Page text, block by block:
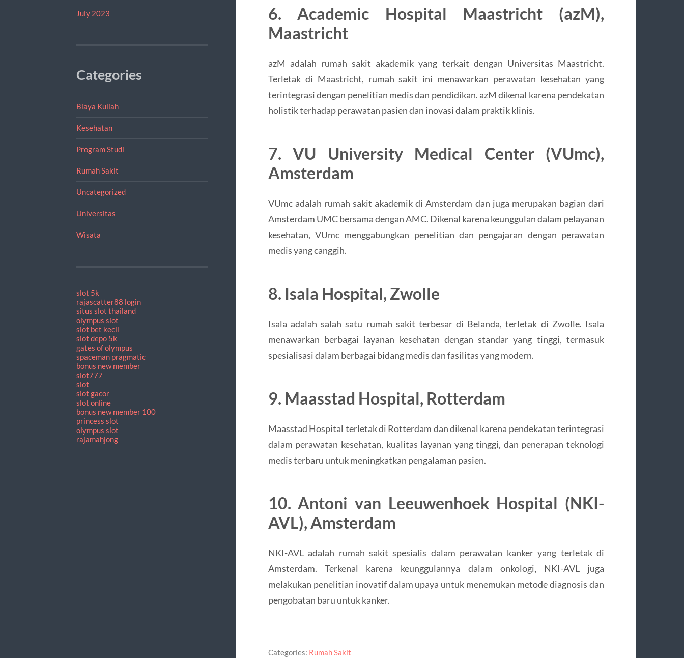
July 2023
Categories
Biaya Kuliah
Kesehatan
Program Studi
Rumah Sakit
Uncategorized
Universitas
Wisata
slot 5k
rajascatter88 login
situs slot thailand
olympus slot
slot bet kecil
slot depo 5k
gates of olympus
spaceman pragmatic
bonus new member
slot777
slot
slot gacor
slot online
bonus new member 100
princess slot
olympus slot
rajamahjong
6. Academic Hospital Maastricht (azM),
Maastricht
azM adalah rumah sakit akademik yang terkait dengan Universitas Maastricht.
Terletak di Maastricht, rumah sakit ini menawarkan perawatan kesehatan yang
terintegrasi dengan penelitian medis dan pendidikan. azM dikenal karena pendekatan
holistik terhadap perawatan pasien dan inovasi dalam praktik klinis.
7. VU University Medical Center (VUmc),
Amsterdam
VUmc adalah rumah sakit akademik di Amsterdam dan juga merupakan bagian dari
Amsterdam UMC bersama dengan AMC. Dikenal karena keunggulan dalam pelayanan
kesehatan, VUmc menggabungkan penelitian dan pengajaran dengan perawatan
medis yang canggih.
8. Isala Hospital, Zwolle
Isala adalah salah satu rumah sakit terbesar di Belanda, terletak di Zwolle. Isala
menawarkan berbagai layanan kesehatan dengan standar yang tinggi, termasuk
spesialisasi dalam berbagai bidang medis dan fasilitas yang modern.
9. Maasstad Hospital, Rotterdam
Maasstad Hospital terletak di Rotterdam dan dikenal karena pendekatan terintegrasi
dalam perawatan kesehatan, kualitas layanan yang tinggi, dan penerapan teknologi
medis terbaru untuk meningkatkan pengalaman pasien.
10. Antoni van Leeuwenhoek Hospital (NKI-
AVL), Amsterdam
NKI-AVL adalah rumah sakit spesialis dalam perawatan kanker yang terletak di
Amsterdam. Terkenal karena keunggulannya dalam onkologi, NKI-AVL juga
melakukan penelitian inovatif dalam upaya untuk menemukan metode diagnosis dan
pengobatan baru untuk kanker.
Categories: Rumah Sakit